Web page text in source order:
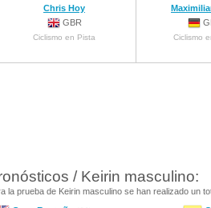
Chris Hoy
GBR
Ciclismo en Pista Ciclismo
/ Keirin masculino:
la prueba de Keirin masculino se han realizado un